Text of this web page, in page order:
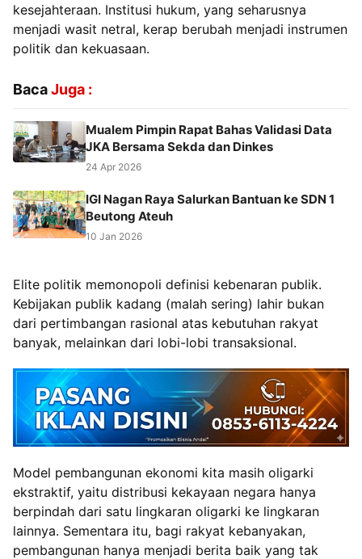
kesejahteraan. Institusi hukum, yang seharusnya
menjadi wasit netral, kerap berubah menjadi instrumen
politik dan kekuasaan.
BacaJuga :
Mualem Pimpin Rapat Bahas Validasi Data
JKA Bersama Sekda dan Dinkes
24 Apr 2026
IGI Nagan Raya Salurkan Bantuan ke SDN 1
Beutong Ateuh
10 Jan 2026
Elite politik memonopoli definisi kebenaran publik.
Kebijakan publik kadang (malah sering) lahir bukan
dari pertimbangan rasional atas kebutuhan rakyat
banyak, melainkan dari lobi-lobi transaksional.
Model pembangunan ekonomi kita masih oligarki
ekstraktif, yaitu distribusi kekayaan negara hanya
berpindah dari satu lingkaran oligarki ke lingkaran
lainnya. Sementara itu, bagi rakyat kebanyakan,
pembangunan hanya menjadi berita baik yang tak